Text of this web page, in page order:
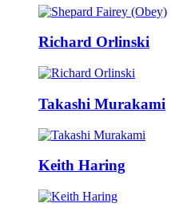
Richard Orlinski
Takashi Murakami
Keith Haring